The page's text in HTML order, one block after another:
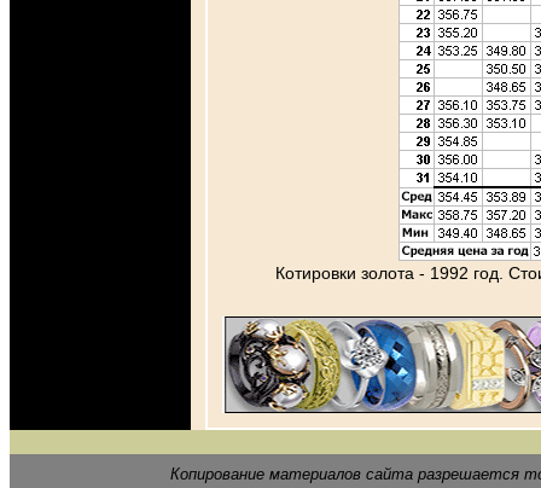
Котировки золота - 1992 год.
Копирование материалов сайта разрешается